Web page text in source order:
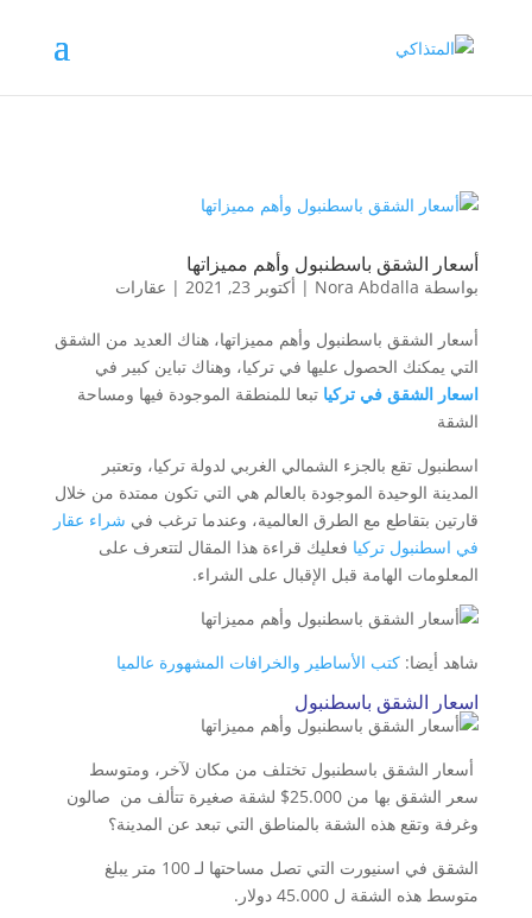
أسعار الشقق باسطنبول وأهم مميزاتها
بواسطة Nora Abdalla
| أكتوبر 23, 2021 | عقارات
أسعار الشقق باسطنبول وأهم مميزاتها، هناك العديد من الشقق
التي يمكنك الحصول عليها في تركيا، وهناك تباين كبير في
اسعار الشقق في تركيا تبعا للمنطقة الموجودة فيها ومساحة
الشقة
اسطنبول تقع بالجزء الشمالي الغربي لدولة تركيا، وتعتبر
المدينة الوحيدة الموجودة بالعالم هي التي تكون ممتدة من خلال
قارتين بتقاطع مع الطرق العالمية، وعندما ترغب في شراء عقار
في اسطنبول تركيا فعليك قراءة هذا المقال لتتعرف على
المعلومات الهامة قبل الإقبال على الشراء.
شاهد أيضا: كتب الأساطير والخرافات المشهورة عالميا
اسعار الشقق باسطنبول
أسعار الشقق باسطنبول تختلف من مكان لآخر، ومتوسط
سعر الشقق بها من 25.000$ لشقة صغيرة تتألف من صالون
وغرفة وتقع هذه الشقة بالمناطق التي تبعد عن المدينة؟
الشقق في اسنيورت التي تصل مساحتها لـ 100 متر يبلغ
متوسط هذه الشقة ل 45.000 دولار.